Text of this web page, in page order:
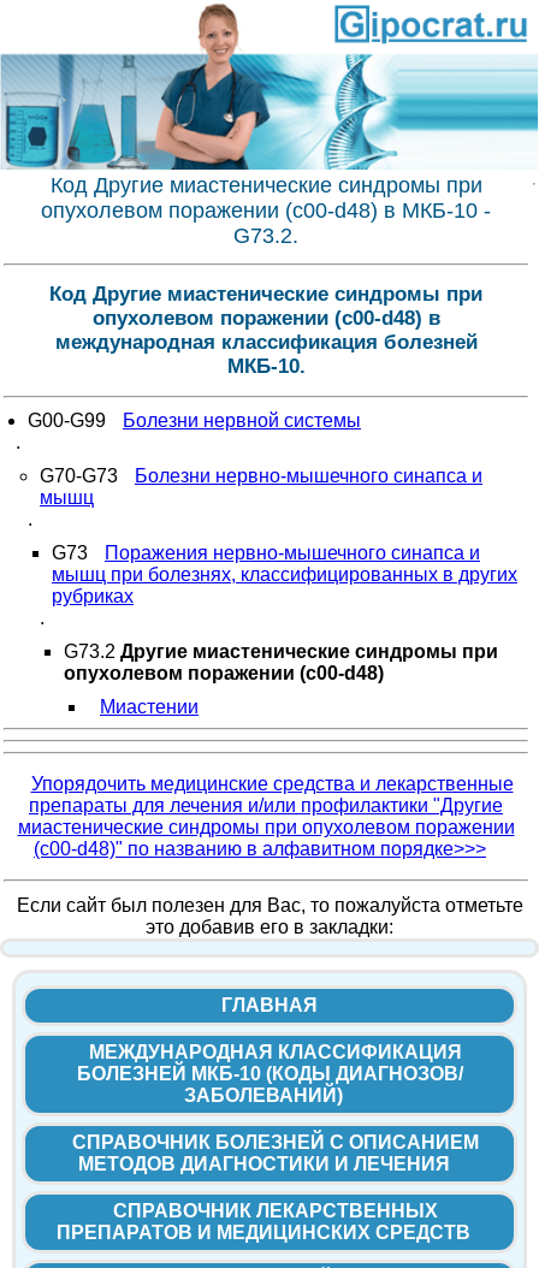
Код Другие миастенические синдромы при
опухолевом поражении (c00-d48) в МКБ-10 -
G73.2.
Код Другие миастенические синдромы при
опухолевом поражении (c00-d48) в
международная классификация болезней
МКБ-10.
G00-G99
Болезни нервной системы
.
G70-G73
Болезни нервно-мышечного синапса и
мышц
.
G73
Поражения нервно-мышечного синапса и
мышц при болезнях, классифицированных в других
рубриках
.
G73.2 Другие миастенические синдромы при
опухолевом поражении (c00-d48)
Миастении
Упорядочить медицинские средства и лекарственные
препараты для лечения и/или профилактики "Другие
миастенические синдромы при опухолевом поражении
(c00-d48)" по названию в алфавитном порядке>>>
Если сайт был полезен для Вас, то пожалуйста отметьте
это добавив его в закладки:
ГЛАВНАЯ
МЕЖДУНАРОДНАЯ КЛАССИФИКАЦИЯ
БОЛЕЗНЕЙ МКБ-10 (КОДЫ ДИАГНОЗОВ/
ЗАБОЛЕВАНИЙ)
СПРАВОЧНИК БОЛЕЗНЕЙ С ОПИСАНИЕМ
МЕТОДОВ ДИАГНОСТИКИ И ЛЕЧЕНИЯ
СПРАВОЧНИК ЛЕКАРСТВЕННЫХ
ПРЕПАРАТОВ И МЕДИЦИНСКИХ СРЕДСТВ